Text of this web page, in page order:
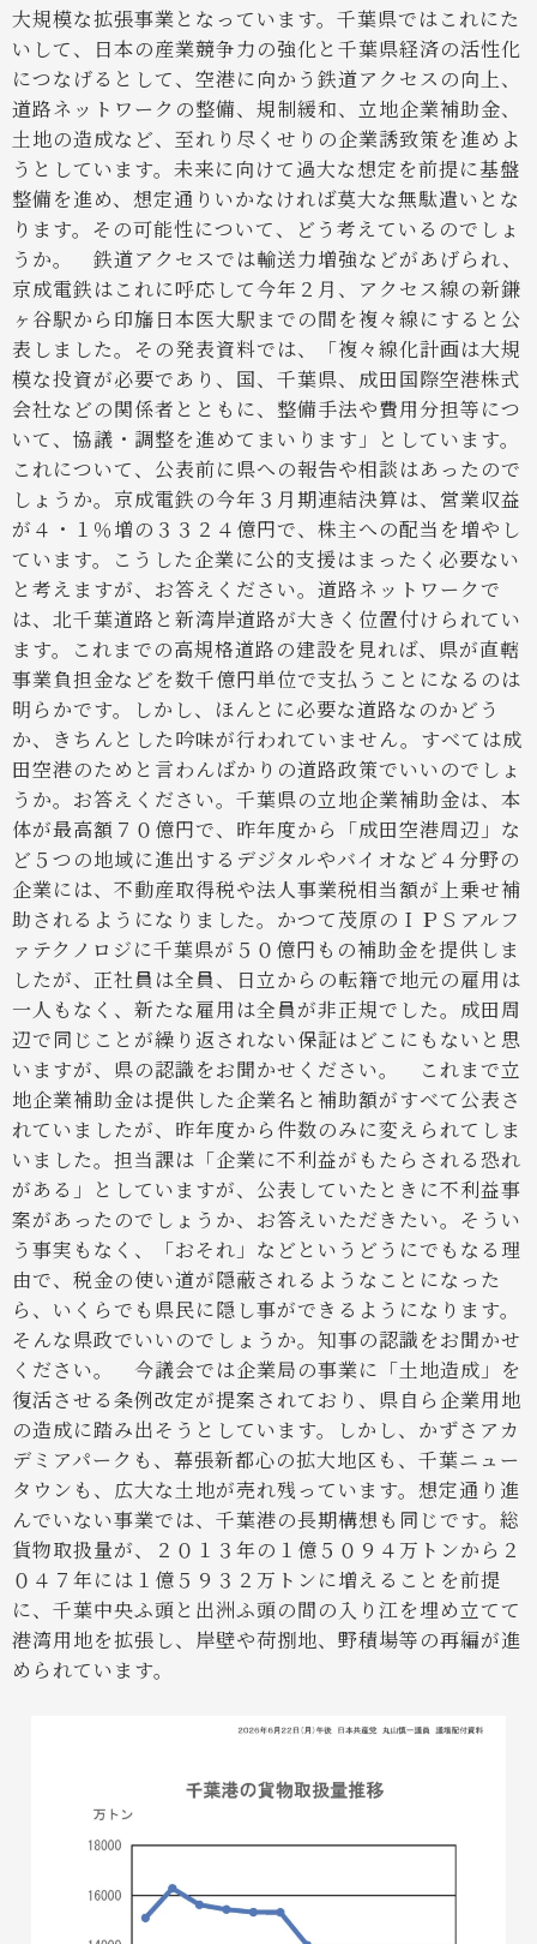
大規模な拡張事業となっています。千葉県ではこれにた
いして、日本の産業競争力の強化と千葉県経済の活性化
につなげるとして、空港に向かう鉄道アクセスの向上、
道路ネットワークの整備、規制緩和、立地企業補助金、
土地の造成など、至れり尽くせりの企業誘致策を進めよ
うとしています。未来に向けて過大な想定を前提に基盤
整備を進め、想定通りいかなければ莫大な無駄遣いとな
ります。その可能性について、どう考えているのでしょ
うか。
鉄道アクセスでは輸送力増強などがあげられ、
京成電鉄はこれに呼応して今年２月、アクセス線の新鎌
ヶ谷駅から印旛日本医大駅までの間を複々線にすると公
表しました。その発表資料では、「複々線化計画は大規
模な投資が必要であり、国、千葉県、成田国際空港株式
会社などの関係者とともに、整備手法や費用分担等につ
いて、協議・調整を進めてまいります」としています。
これについて、公表前に県への報告や相談はあったので
しょうか。京成電鉄の今年３月期連結決算は、営業収益
が４・１％増の３３２４億円で、株主への配当を増やし
ています。こうした企業に公的支援はまったく必要ない
と考えますが、お答えください。 道路ネットワークで
は、北千葉道路と新湾岸道路が大きく位置付けられてい
ます。これまでの高規格道路の建設を見れば、県が直轄
事業負担金などを数千億円単位で支払うことになるのは
明らかです。しかし、ほんとに必要な道路なのかどう
か、きちんとした吟味が行われていません。すべては成
田空港のためと言わんばかりの道路政策でいいのでしょ
うか。お答えください。 千葉県の立地企業補助金は、本
体が最高額７０億円で、昨年度から「成田空港周辺」な
ど５つの地域に進出するデジタルやバイオなど４分野の
企業には、不動産取得税や法人事業税相当額が上乗せ補
助されるようになりました。かつて茂原のＩＰＳアルフ
ァテクノロジに千葉県が５０億円もの補助金を提供しま
したが、正社員は全員、日立からの転籍で地元の雇用は
一人もなく、新たな雇用は全員が非正規でした。成田周
辺で同じことが繰り返されない保証はどこにもないと思
いますが、県の認識をお聞かせください。
これまで立
地企業補助金は提供した企業名と補助額がすべて公表さ
れていましたが、昨年度から件数のみに変えられてしま
いました。担当課は「企業に不利益がもたらされる恐れ
がある」としていますが、公表していたときに不利益事
案があったのでしょうか、お答えいただきたい。そうい
う事実もなく、「おそれ」などというどうにでもなる理
由で、税金の使い道が隠蔽されるようなことになった
ら、いくらでも県民に隠し事ができるようになります。
そんな県政でいいのでしょうか。知事の認識をお聞かせ
ください。
今議会では企業局の事業に「土地造成」を
復活させる条例改定が提案されており、県自ら企業用地
の造成に踏み出そうとしています。しかし、かずさアカ
デミアパークも、幕張新都心の拡大地区も、千葉ニュー
タウンも、広大な土地が売れ残っています。想定通り進
んでいない事業では、千葉港の長期構想も同じです。総
貨物取扱量が、２０１３年の１億５０９４万トンから２
０４７年には１億５９３２万トンに増えることを前提
に、千葉中央ふ頭と出洲ふ頭の間の入り江を埋め立てて
港湾用地を拡張し、岸壁や荷捌地、野積場等の再編が進
められています。